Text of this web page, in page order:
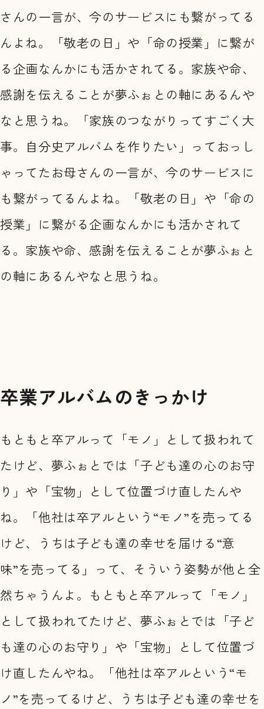
さんの一言が、今のサービスにも繋がってる
んよね。「敬老の日」や「命の授業」に繋が
る企画なんかにも活かされてる。家族や命、
感謝を伝えることが夢ふぉとの軸にあるんや
なと思うね。「家族のつながりってすごく大
事。自分史アルバムを作りたい」っておっし
ゃってたお母さんの一言が、今のサービスに
も繋がってるんよね。「敬老の日」や「命の
授業」に繋がる企画なんかにも活かされて
る。家族や命、感謝を伝えることが夢ふぉと
の軸にあるんやなと思うね。
卒業アルバムのきっかけ
もともと卒アルって「モノ」として扱われて
たけど、夢ふぉとでは「子ども達の心のお守
り」や「宝物」として位置づけ直したんや
ね。「他社は卒アルという“モノ”を売ってる
けど、うちは子ども達の幸せを届ける“意
味”を売ってる」って、そういう姿勢が他と全
然ちゃうんよ。もともと卒アルって「モノ」
として扱われてたけど、夢ふぉとでは「子ど
も達の心のお守り」や「宝物」として位置づ
け直したんやね。「他社は卒アルという“モ
ノ”を売ってるけど、うちは子ども達の幸せを